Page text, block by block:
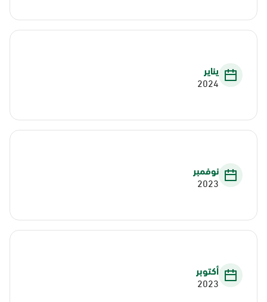
يناير
2024
نوفمبر
2023
أكتوبر
2023